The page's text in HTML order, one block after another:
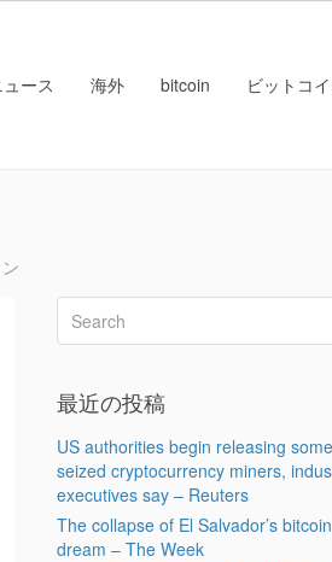
ース 海外 bitcoin ビットコ
最近の投稿
US authorities begin releasing some
seized cryptocurrency miners,
executives say – Reuters
The collapse of El Salvador’s bitcoin
dream – The Week